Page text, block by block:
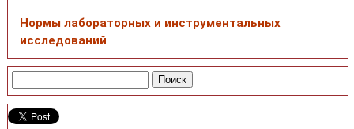
Нормы лабораторных и инструментальных
исследований